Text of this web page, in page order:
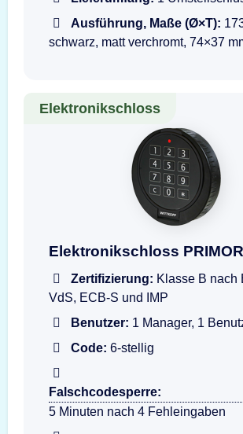
Ausführung, Maße (Ø×T):
schwarz, matt verchromt, 74×37
Elektronikschloss
Darstellung der
Elektronikschloss
Zertifizierung: Klasse B nach
VdS, ECB-S und IMP
Benutzer: 1 Manager, 1
Code: 6-stellig
Falschcodesperre:
5 Minuten nach 4 Fehleingaben